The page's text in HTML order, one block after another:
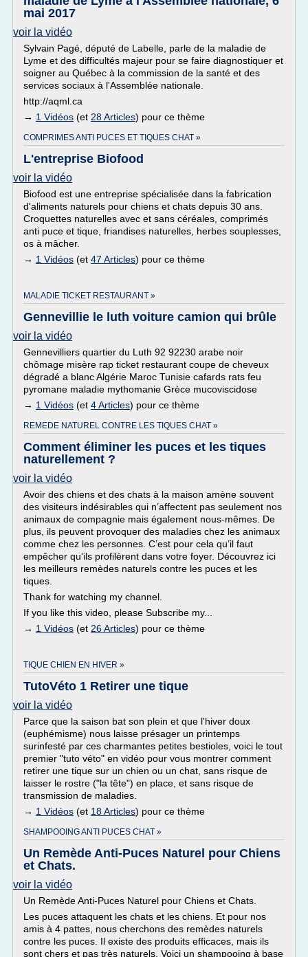
mai 2017
voir la vidéo
Sylvain Pagé, député de Labelle, parle de la maladie de
Lyme et des difficultés majeur pour se faire diagnostiquer et
soigner au Québec à la commission de la santé et des
services sociaux à l'Assemblée nationale.
http://aqml.ca
→ 1 Vidéos (et 28 Articles) pour ce thème
COMPRIMES ANTI PUCES ET TIQUES CHAT »
L'entreprise Biofood
voir la vidéo
Biofood est une entreprise spécialisée dans la fabrication
d'aliments naturels pour chiens et chats depuis 30 ans.
Croquettes naturelles avec et sans céréales, comprimés
anti puce et tique, friandises naturelles, herbes souplesses,
os à mâcher.
→ 1 Vidéos (et 47 Articles) pour ce thème
MALADIE TICKET RESTAURANT »
Gennevillie le luth voiture camion qui brûle
voir la vidéo
Gennevilliers quartier du Luth 92 92230 arabe noir
chômage misère rap ticket restaurant coupe de cheveux
dégradé a blanc Algérie Maroc Tunisie cafards rats feu
pyromane maladie mythomanie Grèce mucoviscidose
→ 1 Vidéos (et 4 Articles) pour ce thème
REMEDE NATUREL CONTRE LES TIQUES CHAT »
Comment éliminer les puces et les tiques
naturellement ?
voir la vidéo
Avoir des chiens et des chats à la maison amène souvent
des visiteurs indésirables qui n’affectent pas seulement nos
animaux de compagnie mais également nous-mêmes. De
plus, ils peuvent provoquer des maladies chez les animaux
comme chez les personnes. C’est pour cela qu’il faut
empêcher qu’ils profilèrent dans votre foyer. Découvrez ici
les meilleurs remèdes naturels contre les puces et les
tiques.
Thank for watching my channel.
If you like this video, please Subscribe my...
→ 1 Vidéos (et 26 Articles) pour ce thème
TIQUE CHIEN EN HIVER »
TutoVéto 1 Retirer une tique
voir la vidéo
Parce que la saison bat son plein et que l'hiver doux
(euphémisme) nous laisse présager un printemps
surinfesté par ces charmantes petites bestioles, voici le tout
premier "tuto véto" en vidéo pour vous montrer comment
retirer une tique sur un chien ou un chat, sans risque de
laisser le rostre ("la tête") en place, et sans risque de
transmission de maladies.
→ 1 Vidéos (et 18 Articles) pour ce thème
SHAMPOOING ANTI PUCES CHAT »
Un Remède Anti-Puces Naturel pour Chiens
et Chats.
voir la vidéo
Un Remède Anti-Puces Naturel pour Chiens et Chats.
Les puces attaquent les chats et les chiens. Et pour nos
amis à 4 pattes, nous cherchons des remèdes naturels
contre les puces. Il existe des produits efficaces, mais ils
sont chers et pas très naturels. Voici un shampooing à base